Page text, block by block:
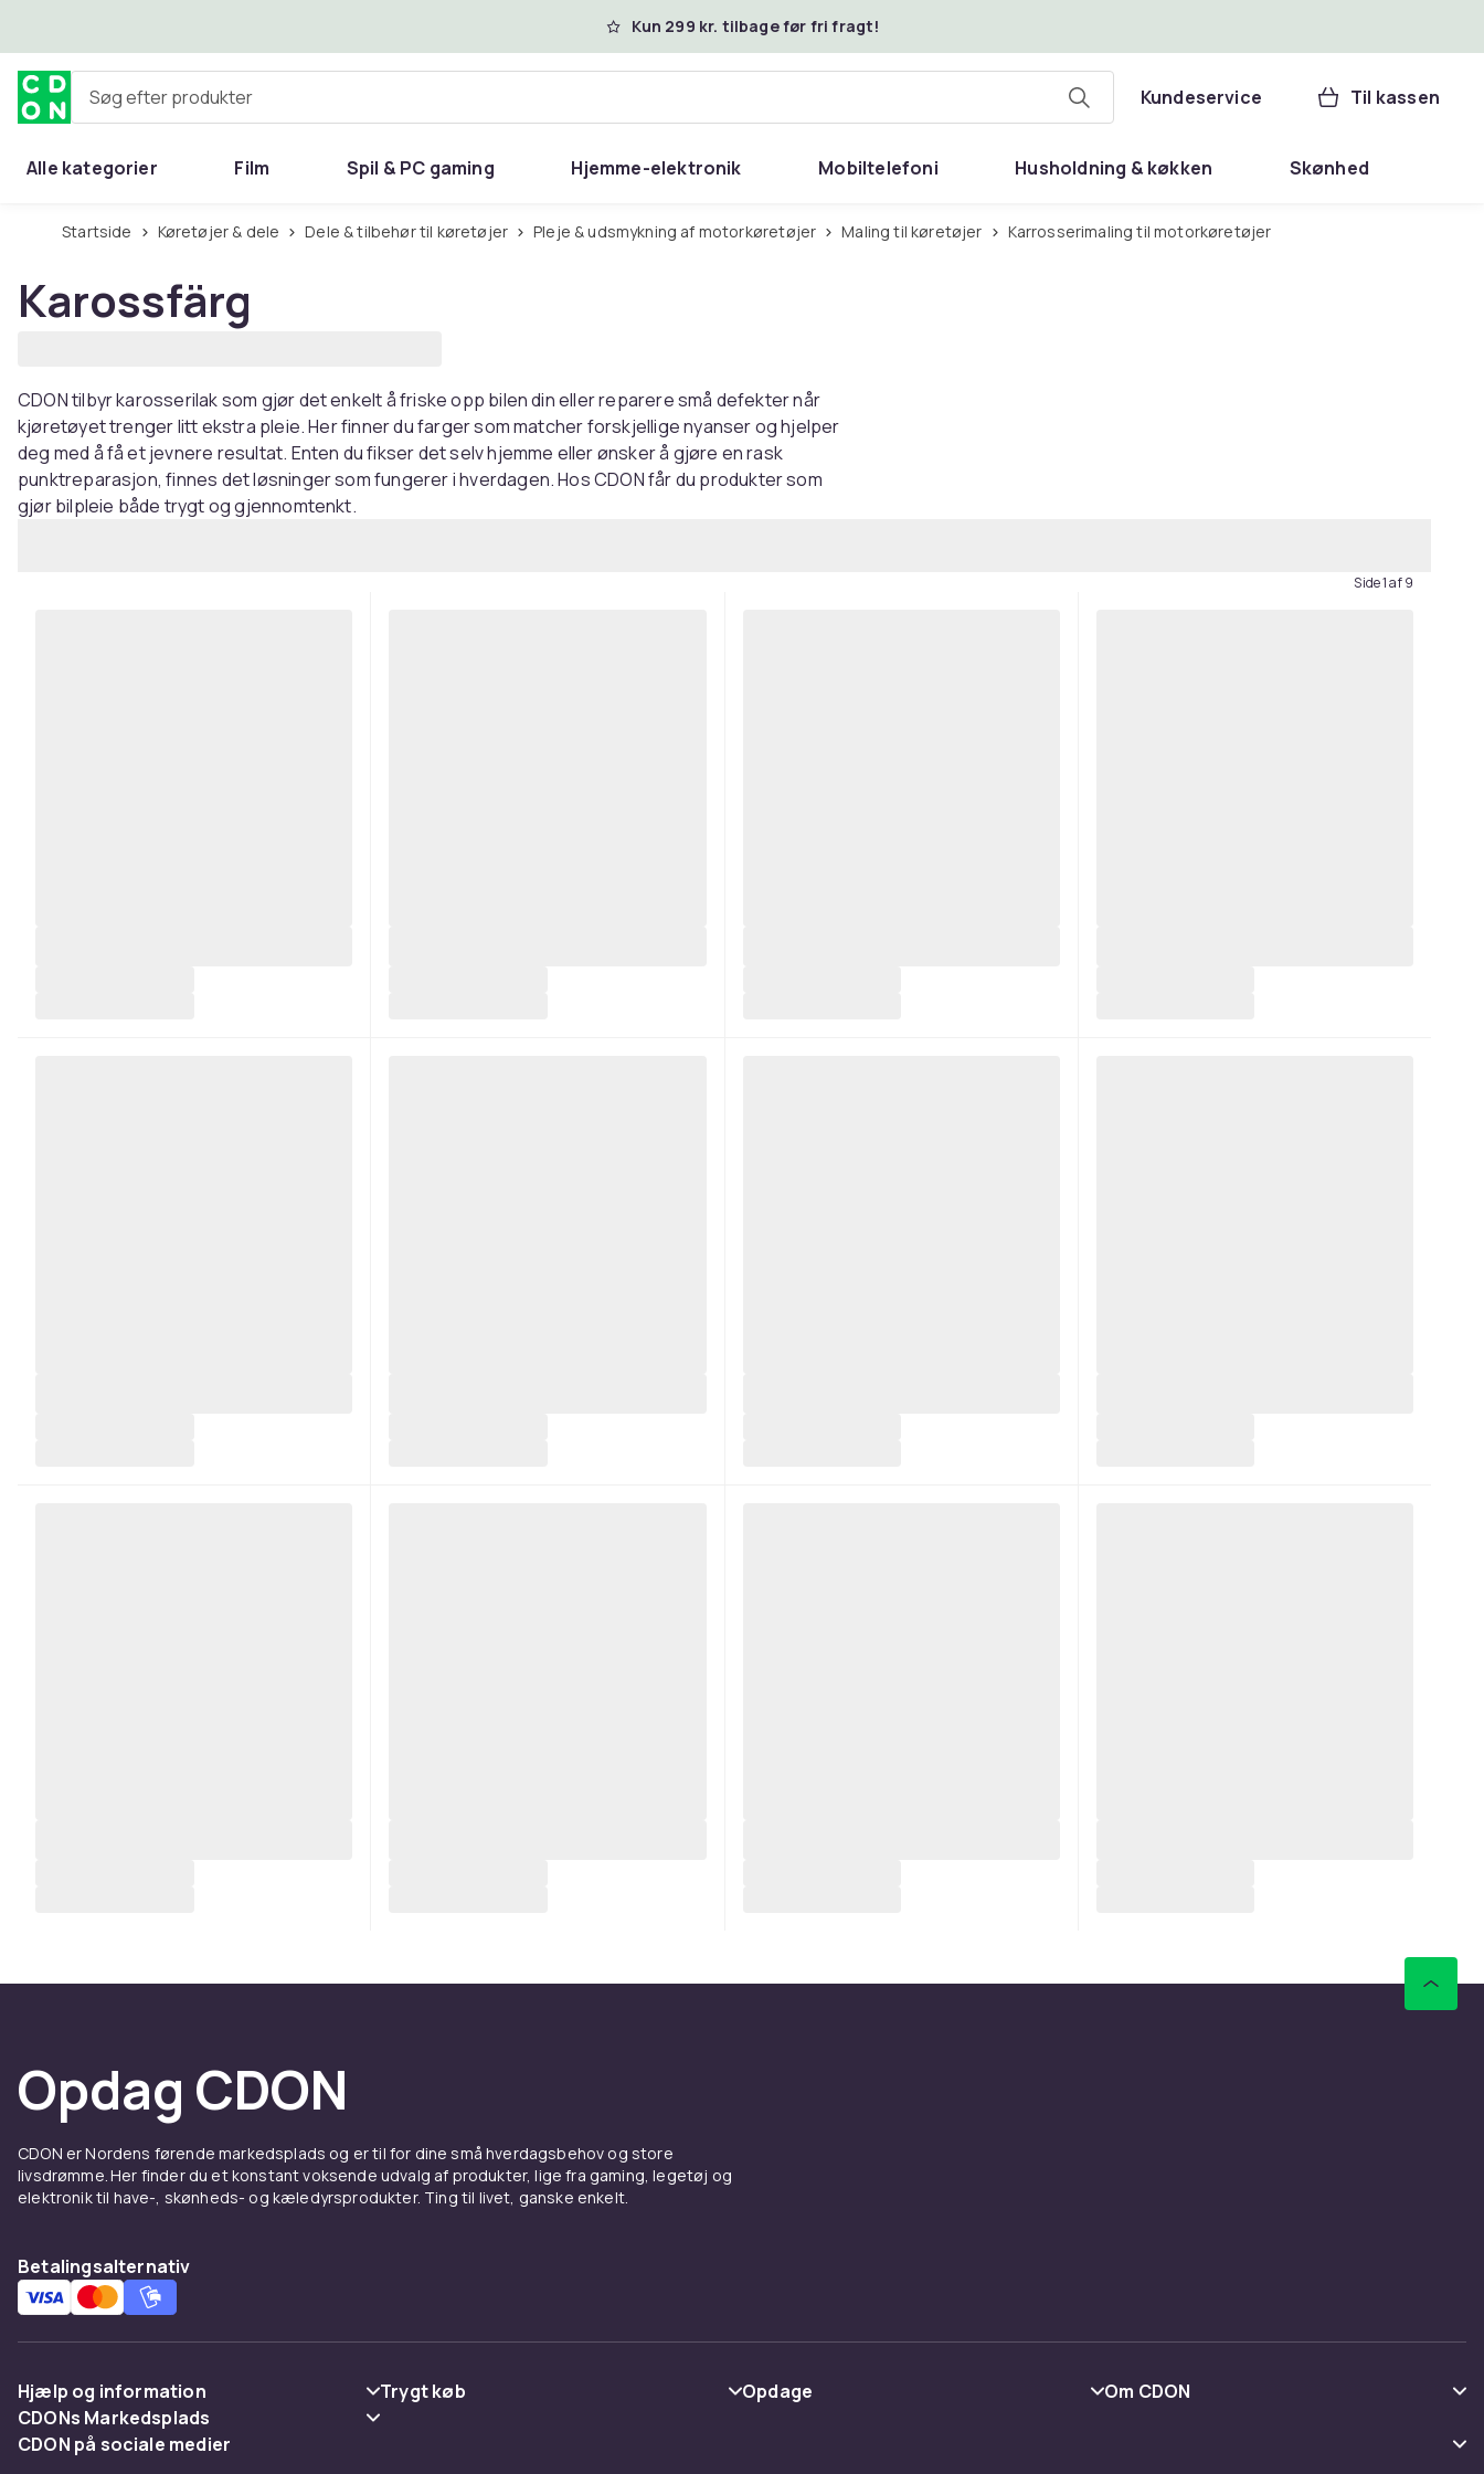
Kun 299 kr. tilbage før fri fragt!
Søg efter produkter Kundeservice Til kassen
Alle kategorier Film Spil & PC gaming Hjemme-elektronik Mobiltelefoni Husholdning & køkken Skønhed
Hjem & have
Startside Køretøjer & dele Dele & tilbehør til køretøjer Pleje & udsmykning af motorkøretøjer Maling til køretøjer Karrosserimaling til motorkøretøjer
Karossfärg
CDON tilbyr karosserilak som gjør det enkelt å friske opp bilen din eller reparere små defekter når
kjøretøyet trenger litt ekstra pleie. Her finner du farger som matcher forskjellige nyanser og hjelper
deg med å få et jevnere resultat. Enten du fikser det selv hjemme eller ønsker å gjøre en rask
punktreparasjon, finnes det løsninger som fungerer i hverdagen. Hos CDON får du produkter som
gjør bilpleie både trygt og gjennomtenkt.
Side 1 af 9
Opdag CDON
CDON er Nordens førende markedsplads og er til for dine små hverdagsbehov og store
livsdrømme. Her finder du et konstant voksende udvalg af produkter, lige fra gaming, legetøj og
elektronik til have-, skønheds- og kæledyrsprodukter. Ting til livet, ganske enkelt.
Betalingsalternativ
Hjælp og information
Ofte stillede spørgsmål
Trygt køb
Opdage
Om CDON
CDONs Markedsplads
Merchant Help Center
CDON på sociale medier